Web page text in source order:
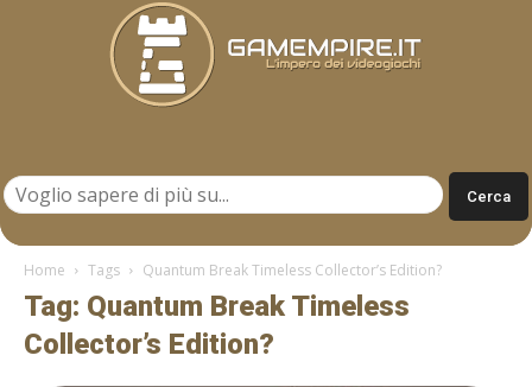
Home Tags Quantum Break Timeless Collector’s Edition?
Tag: Quantum Break Timeless
Collector’s Edition?